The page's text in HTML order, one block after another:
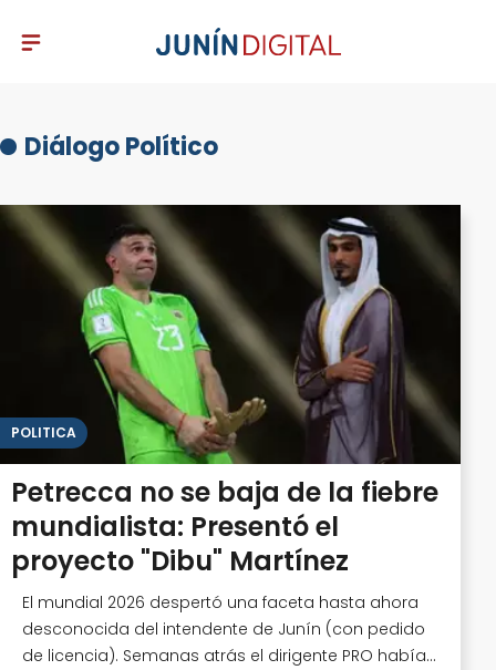
Diálogo Político
POLITICA
Petrecca no se baja de la fiebre
mundialista: Presentó el
proyecto "Dibu" Martínez
El mundial 2026 despertó una faceta hasta ahora
desconocida del intendente de Junín (con pedido
de licencia). Semanas atrás el dirigente PRO había